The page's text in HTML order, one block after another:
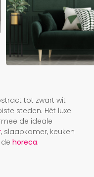
tot zwart wit
steden. Hét luxe
de ideale
, slaapkamer, keuken
horeca.